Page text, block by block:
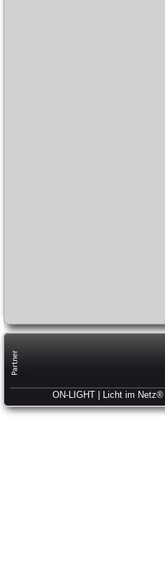
ON-LIGHT | Licht im Netz®